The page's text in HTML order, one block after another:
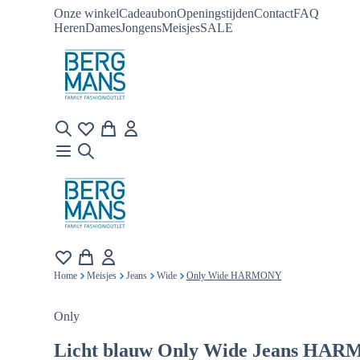
Onze winkelCadeaubonOpeningstijdenContactFAQ
HerenDamesJongensMeisjesSALE
Home Meisjes Jeans Wide Only Wide HARMONY
Only
Licht blauw Only Wide Jeans